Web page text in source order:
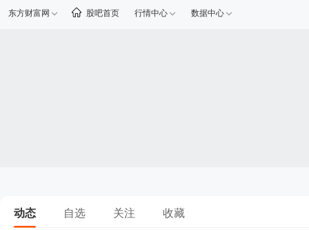
东方财富网 股吧首页 行情中心 数据中心
动态 自选 关注 收藏